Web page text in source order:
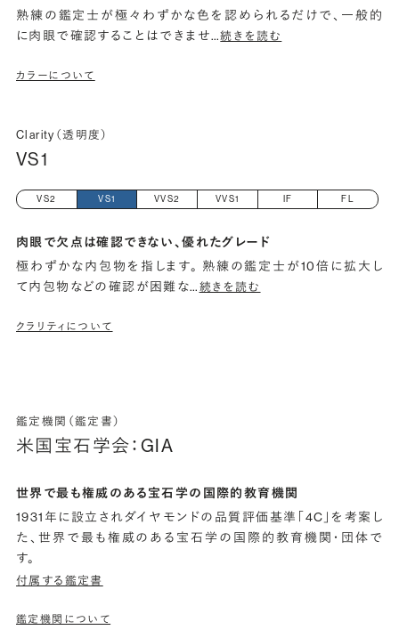
熟練の鑑定士が極々わずかな色を認められるだけで、一般的
に肉眼で確認することはできませ…続きを読む
カラーについて
Clarity（透明度）
VS1
VS2 VS1 VVS2 VVS1 IF FL
肉眼で欠点は確認できない、優れたグレード
極わずかな内包物を指します。 熟練の鑑定士が10倍に拡大し
て内包物などの確認が困難な…続きを読む
クラリティについて
鑑定機関（鑑定書）
米国宝石学会：GIA
世界で最も権威のある宝石学の国際的教育機関
1931年に設立されダイヤモンドの品質評価基準「4C」を考案し
た、世界で最も権威のある宝石学の国際的教育機関・団体で
す。
付属する鑑定書
鑑定機関について